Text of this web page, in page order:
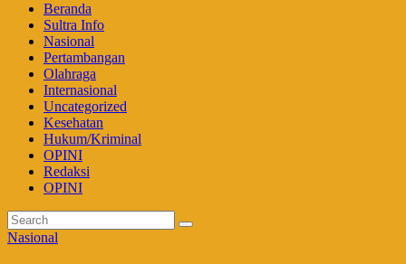
Beranda
Sultra Info
Nasional
Pertambangan
Olahraga
Internasional
Uncategorized
Kesehatan
Hukum/Kriminal
OPINI
Redaksi
OPINI
Nasional